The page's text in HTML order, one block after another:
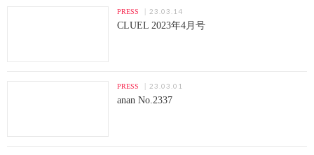
PRESS 23.03.14
CLUEL 2023年4月号
PRESS 23.03.01
anan No.2337